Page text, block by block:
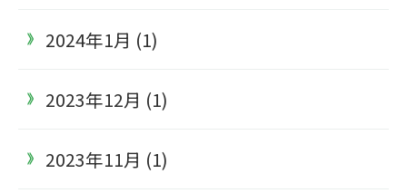
2024年1月 (1)
2023年12月 (1)
2023年11月 (1)